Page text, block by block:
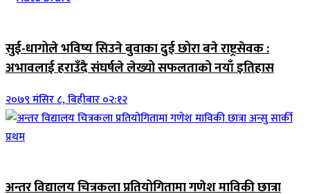
सुई-धागोले भविष्य सिउने बुवाका दुई छोरा बने राष्ट्रसेवक :
अभावलाई हराउँदै संघर्षले लेख्यो सफलताको नयाँ इतिहास
२०७९ मंसिर ८, बिहीबार ०२:१२
अन्तर विद्यालय चित्रकला प्रतियोगितामा गणेश माविकी छात्रा